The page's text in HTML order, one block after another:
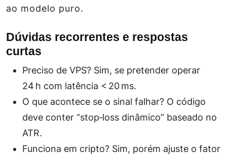
ao modelo puro.
Dúvidas recorrentes e respostas
curtas
Preciso de VPS? Sim, se pretender operar
24 h com latência < 20 ms.
O que acontece se o sinal falhar? O código
deve conter “stop‑loss dinâmico” baseado no
ATR.
Funciona em cripto? Sim, porém ajuste o fator